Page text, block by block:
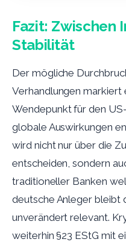
Fazit: Zwischen
Stabilität
Der mögliche
Verhandlungen markiert
Wendepunkt für den
globale Auswirkungen
wird nicht nur über die
entscheiden, sondern
traditioneller Banken
deutsche Anleger bleibt
unverändert relevant.
weiterhin §23 EStG mit